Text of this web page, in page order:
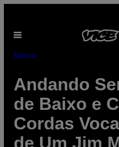
content
Open
Música
Andando
de Baixo e
Cordas
de Um Jim